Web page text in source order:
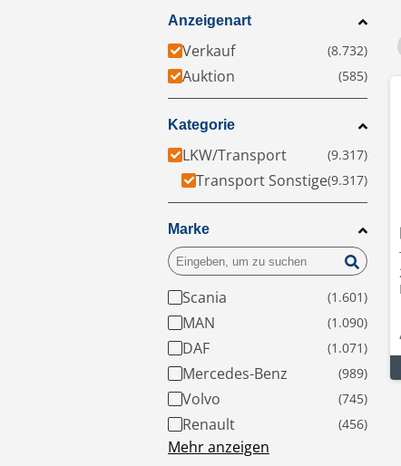
Anzeigenart
Verkauf
Auktion
Kategorie
LKW/Transport
Transport Sonstige
Marke
Scania
MAN
DAF
Mercedes-Benz
Volvo
Renault
Mehr anzeigen